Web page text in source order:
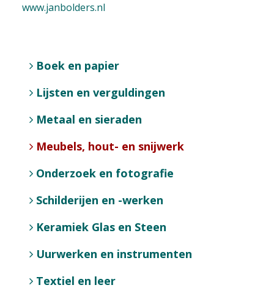
www.janbolders.nl
Boek en papier
Lijsten en verguldingen
Metaal en sieraden
Meubels, hout- en snijwerk
Onderzoek en fotografie
Schilderijen en -werken
Keramiek Glas en Steen
Uurwerken en instrumenten
Textiel en leer